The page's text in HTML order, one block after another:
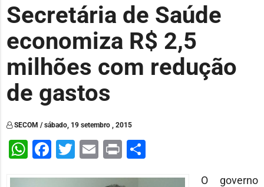
Secretária de Saúde
economiza R$ 2,5
milhões com redução
de gastos
SECOM / sábado, 19 setembro , 2015
WhatsApp
Facebook
Twitter
Email
PrintShare
O governo